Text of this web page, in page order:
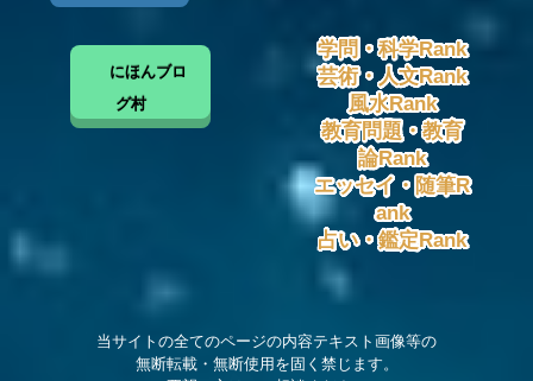
にほんブロ
グ村
学問・科学Rank
芸術・人文Rank
風水Rank
教育問題・教育
論Rank
エッセイ・随筆R
ank
占い・鑑定Rank
当サイトの全てのページの内容テキスト画像等の
無断転載・無断使用を固く禁じます。